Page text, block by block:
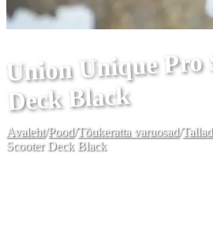
Union Unique Pro
Deck Black
Avaleht/Pood/Tõukeratta varuosad/Tallad
Scooter Deck Black